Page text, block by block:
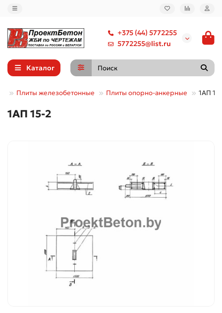
+375 (44) 5772255
5772255@list.ru
Каталог
Плиты железобетонные Плиты опорно-анкерные 1АП
1АП 15-2